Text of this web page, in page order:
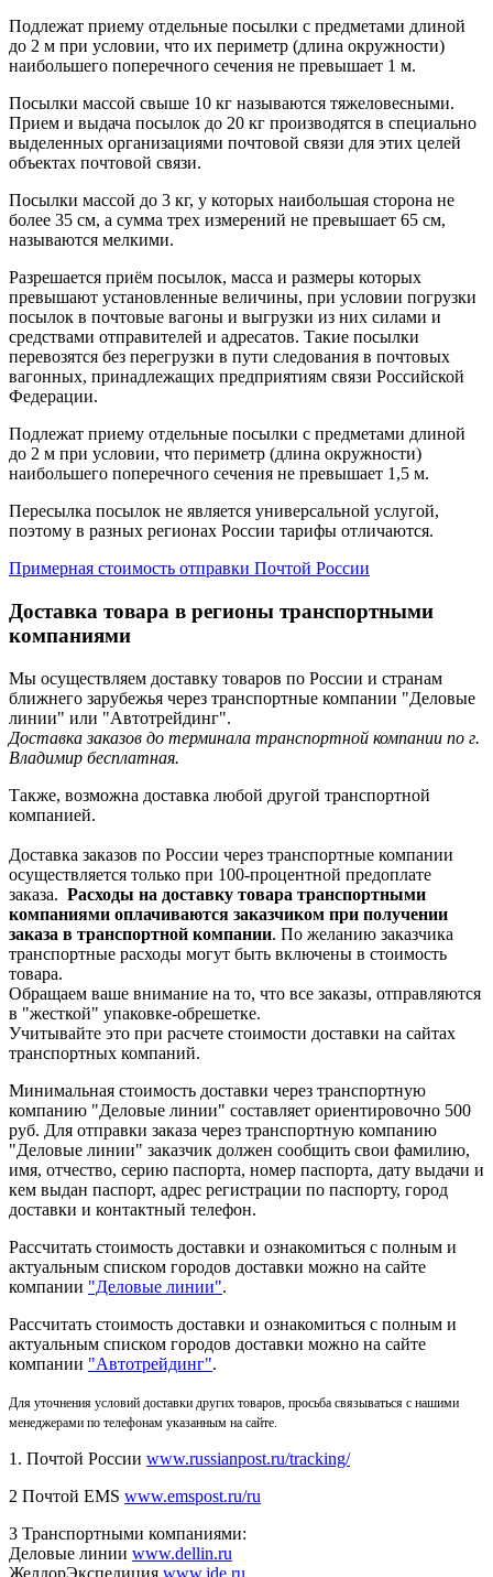
Подлежат приему отдельные посылки с предметами длиной
до 2 м при условии, что их периметр (длина окружности)
наибольшего поперечного сечения не превышает 1 м.
Посылки массой свыше 10 кг называются тяжеловесными.
Прием и выдача посылок до 20 кг производятся в специально
выделенных организациями почтовой связи для этих целей
объектах почтовой связи.
Посылки массой до 3 кг, у которых наибольшая сторона не
более 35 см, а сумма трех измерений не превышает 65 см,
называются мелкими.
Разрешается приём посылок, масса и размеры которых
превышают установленные величины, при условии погрузки
посылок в почтовые вагоны и выгрузки из них силами и
средствами отправителей и адресатов. Такие посылки
перевозятся без перегрузки в пути следования в почтовых
вагонных, принадлежащих предприятиям связи Российской
Федерации.
Подлежат приему отдельные посылки с предметами длиной
до 2 м при условии, что периметр (длина окружности)
наибольшего поперечного сечения не превышает 1,5 м.
Пересылка посылок не является универсальной услугой,
поэтому в разных регионах России тарифы отличаются.
Примерная стоимость отправки Почтой России
Доставка товара в регионы транспортными
компаниями
Мы осуществляем доставку товаров по России и странам
ближнего зарубежья через транспортные компании "Деловые
линии" или "Автотрейдинг".
Доставка заказов до терминала транспортной компании по г.
Владимир бесплатная.
Также, возможна доставка любой другой транспортной
компанией.
Доставка заказов по России через транспортные компании
осуществляется только при 100-процентной предоплате
заказа. Расходы на доставку товара транспортными
компаниями оплачиваются заказчиком при получении
заказа в транспортной компании. По желанию заказчика
транспортные расходы могут быть включены в стоимость
товара.
Обращаем ваше внимание на то, что все заказы, отправляются
в "жесткой" упаковке-обрешетке.
Учитывайте это при расчете стоимости доставки на сайтах
транспортных компаний.
Минимальная стоимость доставки через транспортную
компанию "Деловые линии" составляет ориентировочно 500
руб. Для отправки заказа через транспортную компанию
"Деловые линии" заказчик должен сообщить свои фамилию,
имя, отчество, серию паспорта, номер паспорта, дату выдачи и
кем выдан паспорт, адрес регистрации по паспорту, город
доставки и контактный телефон.
Рассчитать стоимость доставки и ознакомиться с полным и
актуальным списком городов доставки можно на сайте
компании "Деловые линии".
Рассчитать стоимость доставки и ознакомиться с полным и
актуальным списком городов доставки можно на сайте
компании "Автотрейдинг".
Для уточнения условий доставки других товаров, просьба связываться с нашими
менеджерами по телефонам указанным на сайте.
1. Почтой России www.russianpost.ru/tracking/
2 Почтой EMS www.emspost.ru/ru
3 Транспортными компаниями:
Деловые линии www.dellin.ru
ЖелдорЭкспедиция www.jde.ru